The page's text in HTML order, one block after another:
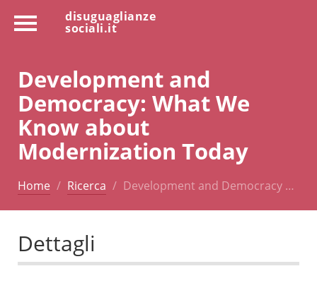
disuguaglianze
sociali.it
Development and
Democracy: What We
Know about
Modernization Today
Home Ricerca Development and Democracy …
Dettagli